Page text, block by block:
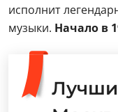
исполнит
музыки. Начало в